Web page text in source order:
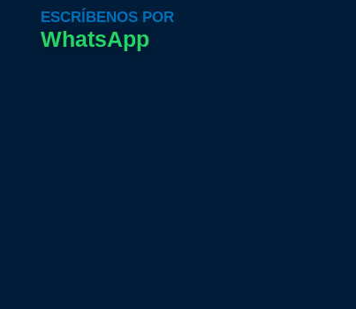
ESCRÍBENOS POR
WhatsApp